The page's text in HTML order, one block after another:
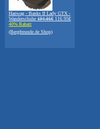
Hanwag - Banks II Lady GTX -
Wanderschuhe 194.91€ 116.95€
40% Rabatt
(Bergfreunde.de Shop)